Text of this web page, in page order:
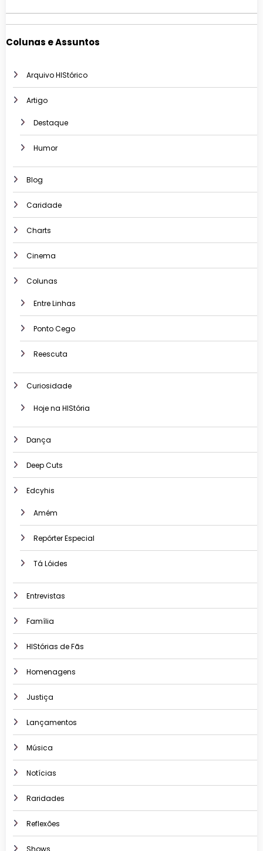
Colunas e Assuntos
Arquivo HIStórico
Artigo
Destaque
Humor
Blog
Caridade
Charts
Cinema
Colunas
Entre Linhas
Ponto Cego
Reescuta
Curiosidade
Hoje na HIStória
Dança
Deep Cuts
Edcyhis
Amém
Repórter Especial
Tá Lóides
Entrevistas
Família
HIStórias de Fãs
Homenagens
Justiça
Lançamentos
Música
Notícias
Raridades
Reflexões
Shows